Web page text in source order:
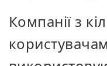
Компанії з